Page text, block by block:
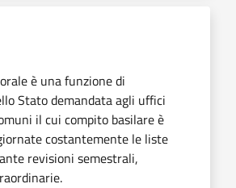
è una funzione di
Stato demandata agli uffici
il cui compito basilare è
costantemente le liste
revisioni semestrali,